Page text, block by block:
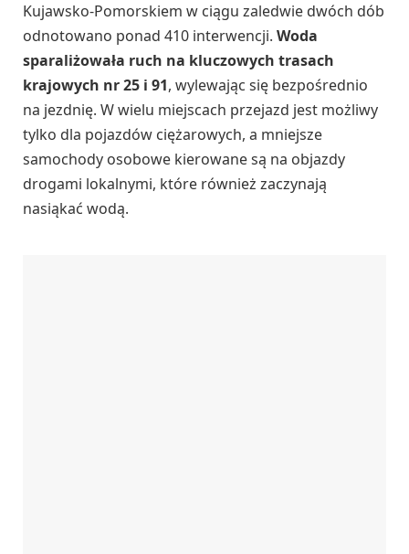
Kujawsko-Pomorskiem w ciągu zaledwie dwóch dób
odnotowano ponad 410 interwencji. Woda
sparaliżowała ruch na kluczowych trasach
krajowych nr 25 i 91, wylewając się bezpośrednio
na jezdnię. W wielu miejscach przejazd jest możliwy
tylko dla pojazdów ciężarowych, a mniejsze
samochody osobowe kierowane są na objazdy
drogami lokalnymi, które również zaczynają
nasiąkać wodą.